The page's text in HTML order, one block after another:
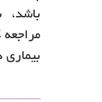
باشد،
بیماری